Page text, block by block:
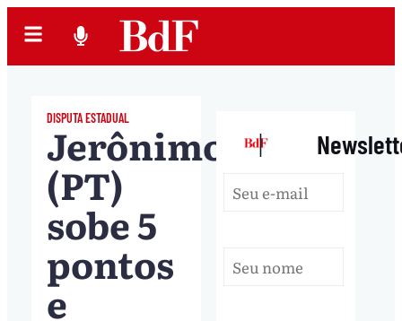
DISPUTA ESTADUAL
Jerônimo
(PT)
sobe 5
pontos
e
|